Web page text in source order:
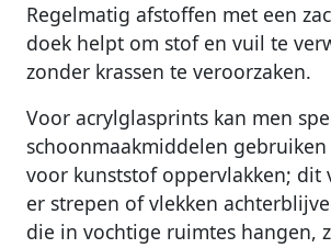
Regelmatig afstoffen met een
doek helpt om stof en vuil te
zonder krassen te veroorzaken.
Voor acrylglasprints kan men
schoonmaakmiddelen
voor kunststof oppervlakken; dit
er strepen of vlekken
die in vochtige ruimtes hangen,